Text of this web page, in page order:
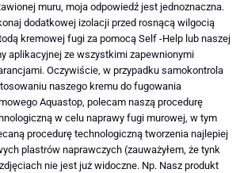
muru, moja odpowiedź jest jednoznaczna.
dodatkowej izolacji przed rosnącą wilgocią
kremowej fugi za pomocą Self -Help lub naszej
aplikacyjnej ze wszystkimi zapewnionymi
Oczywiście, w przypadku samokontrola
naszego kremu do fugowania
Aquastop, polecam naszą procedurę
w celu naprawy fugi murowej, w tym
procedurę technologiczną tworzenia najlepiej
plastrów naprawczych (zauważyłem, że tynk
nie jest już widoczne. Np. Nasz produkt